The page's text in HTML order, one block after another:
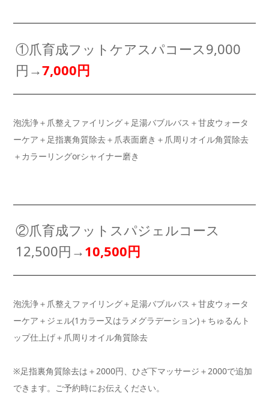
①爪育成フットケアスパコース9,000
円→7,000円
泡洗浄＋爪整えファイリング＋足湯バブルバス＋甘皮ウォータ
ーケア＋足指裏角質除去＋爪表面磨き＋爪周りオイル角質除去
＋カラーリングorシャイナー磨き
②爪育成フットスパジェルコース
12,500円→10,500円
泡洗浄＋爪整えファイリング＋足湯バブルバス＋甘皮ウォータ
ーケア＋ジェル(1カラー又はラメグラデーション)＋ちゅるんト
ップ仕上げ＋爪周りオイル角質除去
※足指裏角質除去は＋2000円、ひざ下マッサージ＋2000で追加
できます。ご予約時にお伝えください。